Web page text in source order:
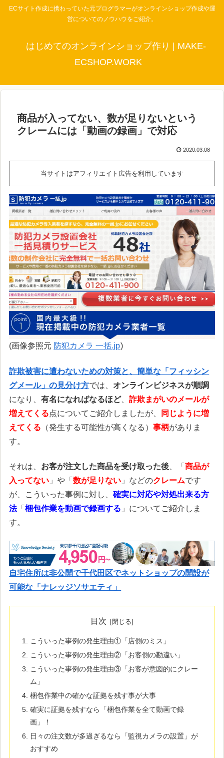
ECサイト作成に携わっていた元プログラマーがオンラインショップ作成や運
営についてのノウハウをご紹介。
はじめてのオンラインショップ作り | MAKE-
ECSHOP.WORK
商品が入ってない、数が足りないという
クレームには「動画の録画」で対応
2020.03.08
当サイトはアフィリエイト広告を利用しています
(画像参照元 防犯カメラ 一括.jp)
詐欺被害に遭わないための対策と、簡単な「フィッシン
グメール」の見分け方では、 オンラインビジネスが順調
になり、有名になればなるほど、詐欺まがいのメールが
増えてくる点についてご紹介しましたが、
同じように増
えてくる （発生する可能性が高くなる）事柄がありま
す。
それは、 お客が注文した商品を受け取った後 、「商品が
入ってない 」や「数が足りない 」などのクレームです
が、こういった事例に対し、確実に対応や対処出来る方
法「梱包作業を動画で録画する 」についてご紹介しま
す。
自宅住所は非公開で千代田区でネットショップの開設が
可能な「ナレッジソサエティ」
目次
こういった事例の発生理由①「店側のミス」
こういった事例の発生理由②「お客側の勘違い」
こういった事例の発生理由③「お客が意図的にクレー
ム」
梱包作業中の確かな証拠を残す事が大事
確実に証拠を残すなら「梱包作業を全て動画で録
画」！
日々の注文数が多過ぎるなら「監視カメラの設置」が
おすすめ